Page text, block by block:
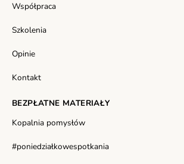
Współpraca
Szkolenia
Opinie
Kontakt
BEZPŁATNE MATERIAŁY
Kopalnia pomysłów
#poniedziałkowespotkania